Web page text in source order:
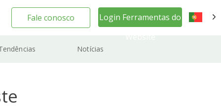
Fale conosco
Login Ferramentas do
Notícias